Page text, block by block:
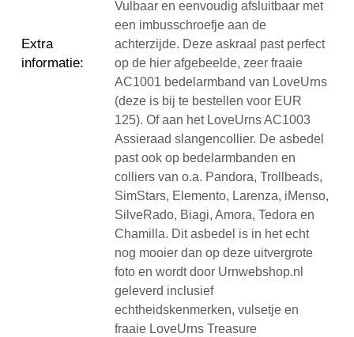
Extra
informatie:
Vulbaar en eenvoudig afsluitbaar met
een imbusschroefje aan de
achterzijde. Deze askraal past perfect
op de hier afgebeelde, zeer fraaie
AC1001 bedelarmband van LoveUrns
(deze is bij te bestellen voor EUR
125). Of aan het LoveUrns AC1003
Assieraad slangencollier. De asbedel
past ook op bedelarmbanden en
colliers van o.a. Pandora, Trollbeads,
SimStars, Elemento, Larenza, iMenso,
SilveRado, Biagi, Amora, Tedora en
Chamilla. Dit asbedel is in het echt
nog mooier dan op deze uitvergrote
foto en wordt door Urnwebshop.nl
geleverd inclusief
echtheidskenmerken, vulsetje en
fraaie LoveUrns Treasure